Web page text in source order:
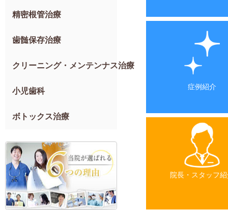
精密根管治療
歯髄保存治療
クリーニング・メンテンナス治療
小児歯科
ボトックス治療
症例紹介
院長・スタッフ